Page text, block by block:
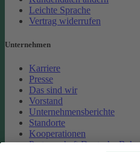
Leichte Sprache
Vertrag widerrufen
Unternehmen
Karriere
Presse
Das sind wir
Vorstand
Unternehmensberichte
Standorte
Kooperationen
Partnerschaft Deutsche Bahn